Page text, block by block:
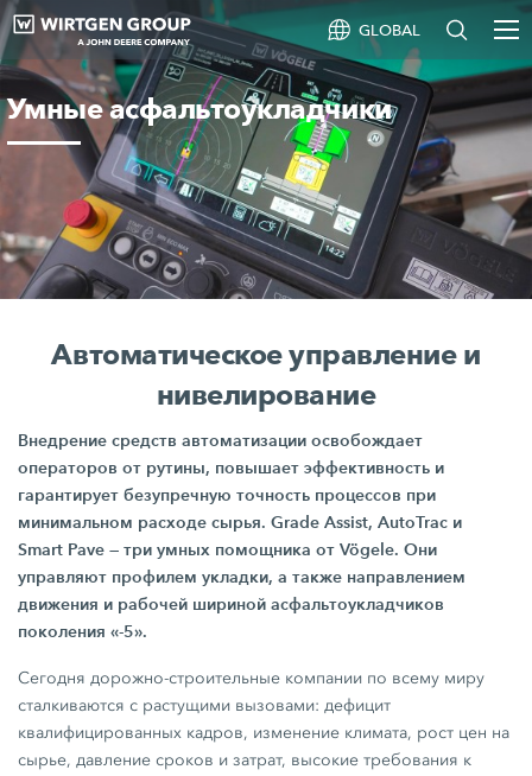
GLOBAL
Умные асфальтоукладчики
Автоматическое управление и
нивелирование
Внедрение средств автоматизации освобождает
операторов от рутины, повышает эффективность и
гарантирует безупречную точность процессов при
минимальном расходе сырья.Grade Assist, AutoTrac и
Smart Pave — три умных помощника от Vögele. Они
управляют профилем укладки, а также направлением
движения и рабочей шириной асфальтоукладчиков
поколения «-5».
Сегодня дорожно-строительные компании по всему миру
сталкиваются с растущими вызовами: дефицит
квалифицированных кадров, изменение климата, рост цен на
сырье, давление сроков и затрат, высокие требования к